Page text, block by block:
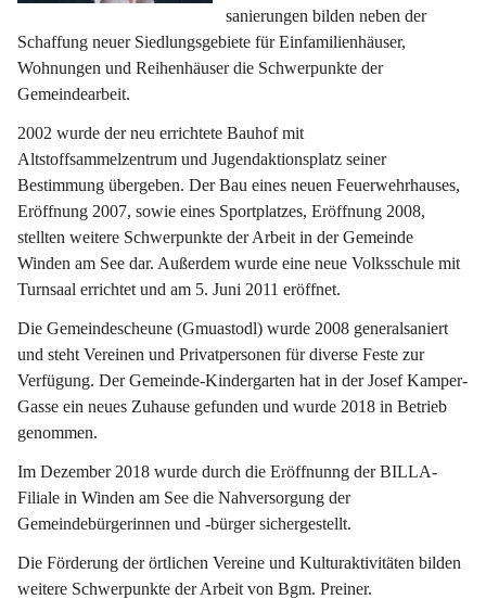
sanierungen bilden neben der
Schaffung neuer Siedlungsgebiete für Einfamilienhäuser,
Wohnungen und Reihenhäuser die Schwerpunkte der
Gemeindearbeit.
2002 wurde der neu errichtete Bauhof mit
Altstoffsammelzentrum und Jugendaktionsplatz seiner
Bestimmung übergeben. Der Bau eines neuen Feuerwehrhauses,
Eröffnung 2007, sowie eines Sportplatzes, Eröffnung 2008,
stellten weitere Schwerpunkte der Arbeit in der Gemeinde
Winden am See dar. Außerdem wurde eine neue Volksschule mit
Turnsaal errichtet und am 5. Juni 2011 eröffnet.
Die Gemeindescheune (Gmuastodl) wurde 2008 generalsaniert
und steht Vereinen und Privatpersonen für diverse Feste zur
Verfügung. Der Gemeinde-Kindergarten hat in der Josef Kamper-
Gasse ein neues Zuhause gefunden und wurde 2018 in Betrieb
genommen.
Im Dezember 2018 wurde durch die Eröffnunng der BILLA-
Filiale in Winden am See die Nahversorgung der
Gemeindebürgerinnen und -bürger sichergestellt.
Die Förderung der örtlichen Vereine und Kulturaktivitäten bilden
weitere Schwerpunkte der Arbeit von Bgm. Preiner.